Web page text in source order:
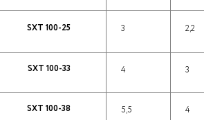
SXT 100-25 3 2,2
SXT 100-33 4 3
SXT 100-38 5,5 4